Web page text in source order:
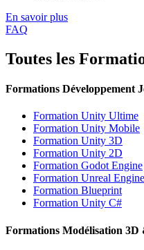
En savoir plus
FAQ
Toutes les
Formations Développement
Formation Unity Ultime
Formation Unity Mobile
Formation Unity 3D
Formation Unity 2D
Formation Godot Engine
Formation Unreal Engine
Formation Blueprint
Formation Unity C#
Formations Modélisation 3D